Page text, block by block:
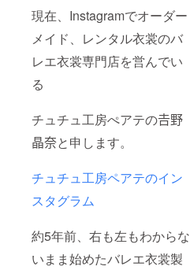
現在、Instagramでオーダー
メイド、レンタル衣裳のバ
レエ衣裳専門店を営んでい
る
チュチュ工房ぺアテの𠮷野
晶奈と申します。
チュチュ工房ペアテのイン
スタグラム
約5年前、右も左もわからな
いまま始めたバレエ衣裳製